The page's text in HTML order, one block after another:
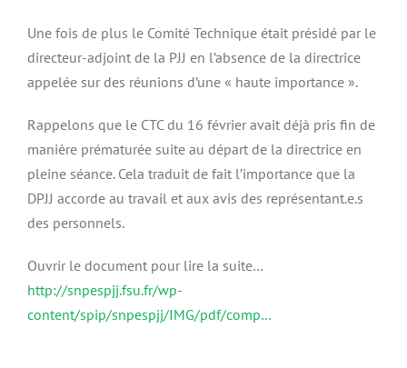
Une fois de plus le Comité Technique était présidé par le
directeur-adjoint de la PJJ en l’absence de la directrice
appelée sur des réunions d’une « haute importance ».
Rappelons que le CTC du 16 février avait déjà pris fin de
manière prématurée suite au départ de la directrice en
pleine séance. Cela traduit de fait l’importance que la
DPJJ accorde au travail et aux avis des représentant.e.s
des personnels.
Ouvrir le document pour lire la suite…
http://snpespjj.fsu.fr/wp-
content/spip/snpespjj/IMG/pdf/comp…